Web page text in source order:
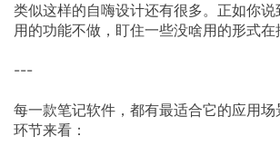
类似这样的自嗨设计还有很多。正如你
用的功能不做，盯住一些没啥用的形式在
---
每一款笔记软件，都有最适合它的应用
环节来看：